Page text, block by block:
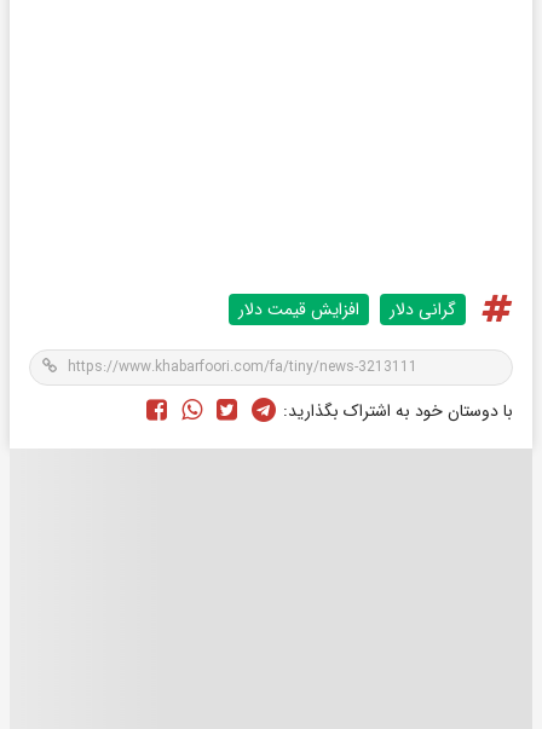
گرانی دلار افزایش قیمت دلار
با دوستان خود به اشتراک بگذارید: